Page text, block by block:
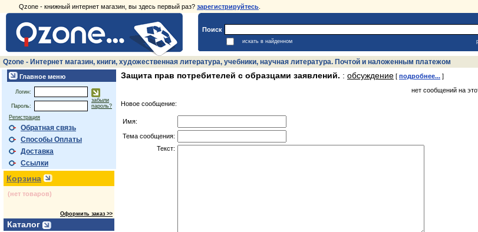
Qzone - книжный интернет магазин, вы здесь первый раз? зарегистрируйтесь
Поиск
искать в найденном
Qzone - Интернет магазин, книги, художественная литература, учебники, научная литература. Почтой и наложенным платежом
Главное меню
Логин:
Пароль:
забыли
пароль?
Регистрация
Обратная связь
Способы Оплаты
Доставка
Ссылки
Корзина
(нет товаров)
Оформить заказ >>
Каталог
Защита прав потребителей с образцами заявлений. : обсуждение [ подробнее... ]
нет сообщений на
Новое сообщение:
Имя:
Тема сообщения:
Текст: